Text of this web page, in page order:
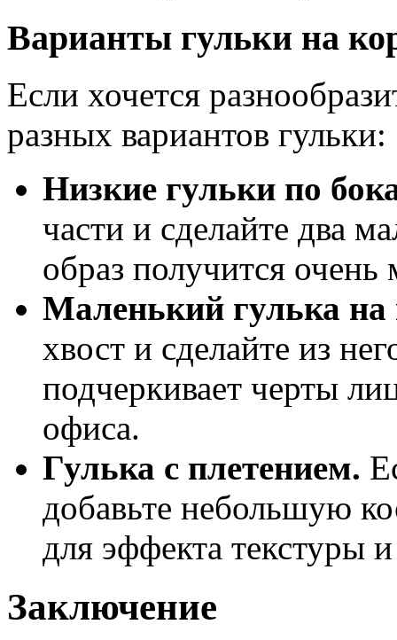
Варианты гульки на
Если хочется
разных вариантов гульки:
Низкие гульки по
части и сделайте два
образ получится
Маленький гулька
хвост и сделайте из
подчеркивает черты
офиса.
Гулька с плетением.
добавьте небольшую
для эффекта текстуры
Заключение